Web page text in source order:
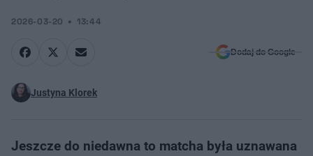
2026-03-20 13:44
Dodaj do Google
Justyna Klorek
Jeszcze do niedawna to matcha była uznawana